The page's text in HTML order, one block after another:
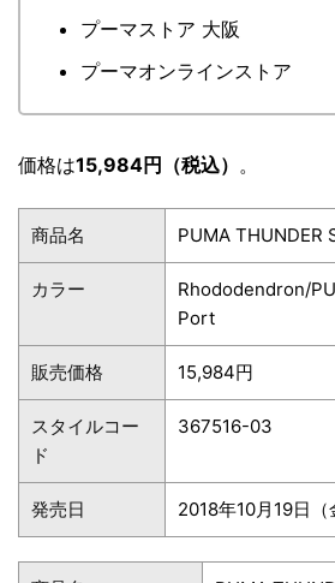
プーマストア 大阪
プーマオンラインストア
価格は15,984円（税込） 。
商品名 PUMA THUNDER
カラー
Rhododendron/
Port
販売価格 15,984円
スタイルコー
ド
367516-03
発売日 2018年10月19日（